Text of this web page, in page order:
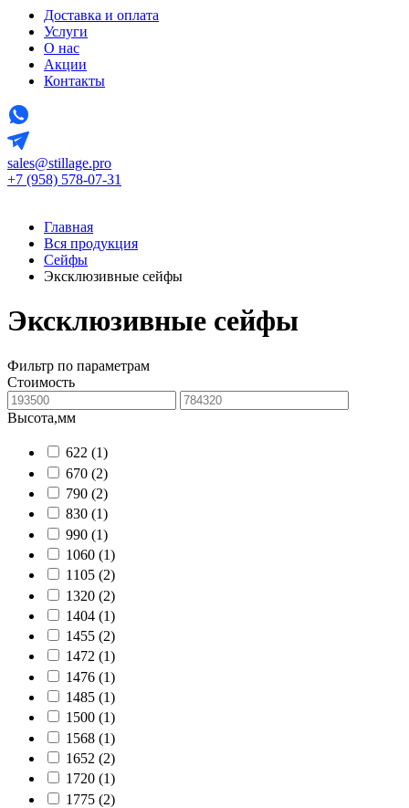
Доставка и оплата
Услуги
О нас
Акции
Контакты
sales@stillage.pro
+7 (958) 578-07-31
Главная
Вся продукция
Сейфы
Эксклюзивные сейфы
Эксклюзивные сейфы
Фильтр по параметрам
Стоимость
Высота,мм
622 (1)
670 (2)
790 (2)
830 (1)
990 (1)
1060 (1)
1105 (2)
1320 (2)
1404 (1)
1455 (2)
1472 (1)
1476 (1)
1485 (1)
1500 (1)
1568 (1)
1652 (2)
1720 (1)
1775 (2)